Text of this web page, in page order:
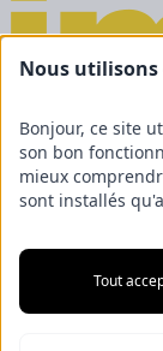
Nous utilisons
Bonjour, ce site
son bon
mieux
sont installés
Tout